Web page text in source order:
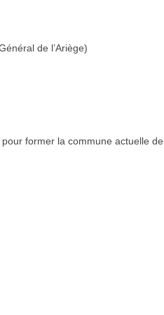
de l’Ariège)
former la commune actuelle